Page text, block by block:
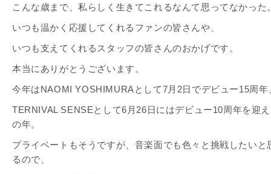
こんな歳まで、私らしく生きてこれるなんて思ってなかった
いつも温かく応援してくれるファンの皆さんや、
いつも支えてくれるスタッフの皆さんのおかげです。
本当にありがとうございます。
今年はNAOMI YOSHIMURAとして7月2日でデビュー15周年
TERNIVAL SENSEとして6月26日にはデビュー10周年を迎
の年。
プライベートもそうですが、音楽面でも色々と挑戦したいと
るので、